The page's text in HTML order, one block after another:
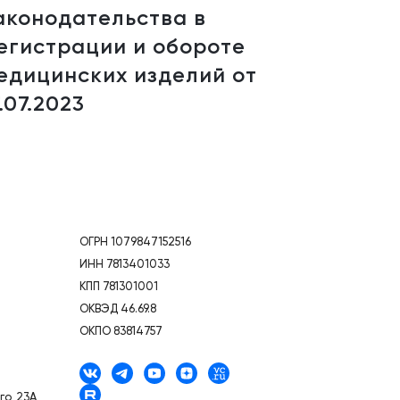
в
и обороте
изделий от
ОГРН 1079847152516
ИНН 7813401033
КПП 781301001
ОКВЭД 46.69.8
ОКПО 83814757
23А